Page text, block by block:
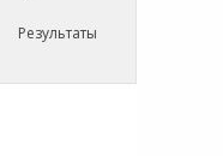
Результаты